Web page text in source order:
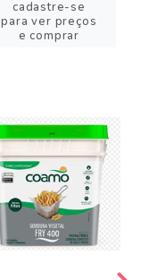
cadastre-se
para ver preços
e comprar